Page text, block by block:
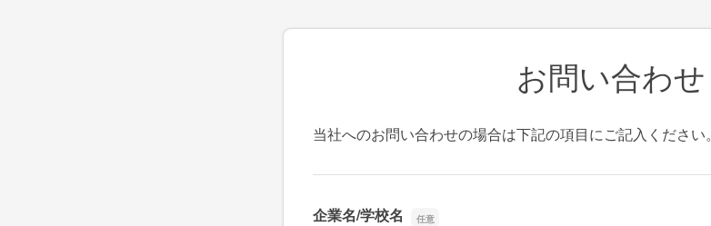
お問い合わせ
当社へのお問い合わせの場合は下記の項目にご記入ください。
企業名/学校名